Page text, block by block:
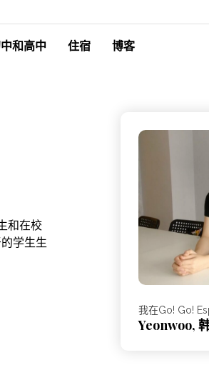
和高中 住宿 博客
和在校
学生生
我在Go! Go!
Yeonwoo,